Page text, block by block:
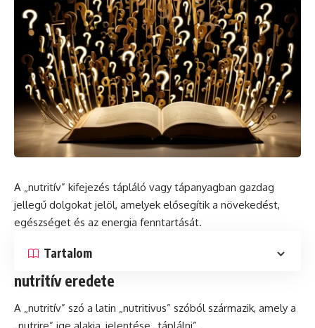
A „nutritív” kifejezés tápláló vagy tápanyagban gazdag
jellegű dolgokat jelöl, amelyek elősegítik a növekedést,
egészséget és az energia fenntartását.
Tartalom
nutritív eredete
A „nutritív” szó a latin „nutritivus” szóból származik, amely a